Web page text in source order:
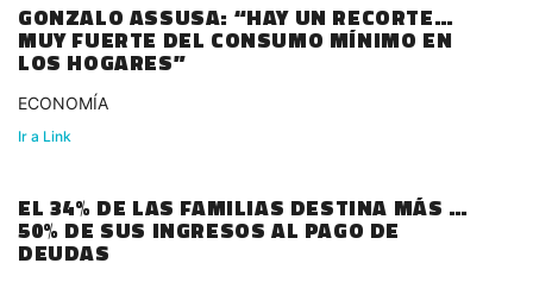
GONZALO ASSUSA: “HAY UN RECORTE
MUY FUERTE DEL CONSUMO MÍNIMO EN
LOS HOGARES”
ECONOMÍA
Ir a Link
EL 34% DE LAS FAMILIAS DESTINA MÁS DE
50% DE SUS INGRESOS AL PAGO DE
DEUDAS